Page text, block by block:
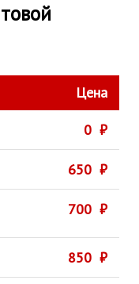
Цена
0 ₽
650 ₽
700 ₽
850 ₽